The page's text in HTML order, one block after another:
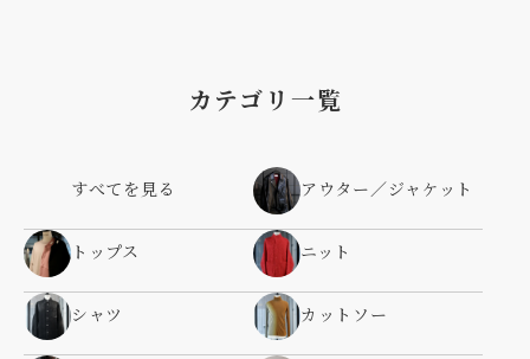
カテゴリ一覧
すべてを見る アウター／ジャケット
トップス ニット
シャツ カットソー